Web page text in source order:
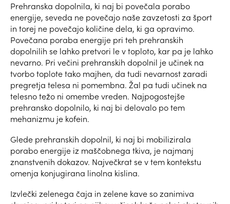
Prehranska dopolnila, ki naj bi povečala porabo
energije, seveda ne povečajo naše zavzetosti za šport
in torej ne povečajo količine dela, ki ga opravimo.
Povečana poraba energije pri teh prehranskih
dopolnilih se lahko pretvori le v toploto, kar pa je lahko
nevarno. Pri večini prehranskih dopolnil je učinek na
tvorbo toplote tako majhen, da tudi nevarnost zaradi
pregretja telesa ni pomembna. Žal pa tudi učinek na
telesno težo ni omembe vreden. Najpogostejše
prehransko dopolnilo, ki naj bi delovalo po tem
mehanizmu je kofein.
Glede prehranskih dopolnil, ki naj bi mobilizirala
porabo energije iz maščobnega tkiva, je najmanj
znanstvenih dokazov. Največkrat se v tem kontekstu
omenja konjugirana linolna kislina.
Izvlečki zelenega čaja in zelene kave so zanimiva